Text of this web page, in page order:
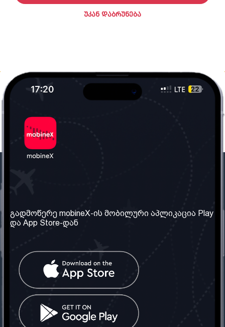
ᲣᲙᲐᲜ ᲓᲐᲑᲠᲣᲜᲔᲑᲐ
ჩვენ შესახებ
ჩვენი სერვისები
წესები და პირობები
კითხვები
კონტაქტი
საქართველო: თბილისი
ტელ: 032 2 04 00 50
სოციალური ქსელი
გადმოწერე mobineX-ის მობილური აპლიკაცია Play
და App Store-დან